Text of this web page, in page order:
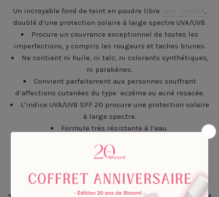
Un incroyable fond de teint en poudre libre jane iredale,
doublé d’une protection solaire à large spectre UVA/UVB.
Procure un couvrance exceptionnel de toutes les
imperfections, y compris les rougeurs et taches brunes.
Ne contient ni huile, ni talc, ni colorants synthétiques,
ni parabènes.
Convient parfaitement aux personnes souffrant
d’affections cutanées du type eczéma ou acné rosacée.
L’indice UVA/UVB SPF 20 procure une protection solaire
à large spectre.
Formule très résistante à l’eau.
tous les types de peau incluant les
sensibles.
Ingrédients :